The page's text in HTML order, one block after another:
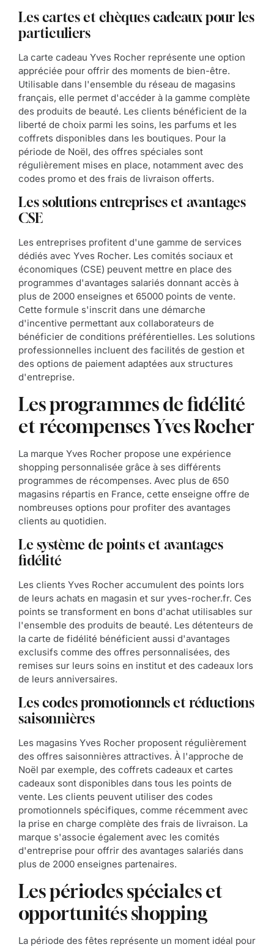
Les cartes et chèques cadeaux pour les
particuliers
La carte cadeau Yves Rocher représente une option
appréciée pour offrir des moments de bien-être.
Utilisable dans l'ensemble du réseau de magasins
français, elle permet d'accéder à la gamme complète
des produits de beauté. Les clients bénéficient de la
liberté de choix parmi les soins, les parfums et les
coffrets disponibles dans les boutiques. Pour la
période de Noël, des offres spéciales sont
régulièrement mises en place, notamment avec des
codes promo et des frais de livraison offerts.
Les solutions entreprises et avantages
CSE
Les entreprises profitent d'une gamme de services
dédiés avec Yves Rocher. Les comités sociaux et
économiques (CSE) peuvent mettre en place des
programmes d'avantages salariés donnant accès à
plus de 2000 enseignes et 65000 points de vente.
Cette formule s'inscrit dans une démarche
d'incentive permettant aux collaborateurs de
bénéficier de conditions préférentielles. Les solutions
professionnelles incluent des facilités de gestion et
des options de paiement adaptées aux structures
d'entreprise.
Les programmes de fidélité
et récompenses Yves Rocher
La marque Yves Rocher propose une expérience
shopping personnalisée grâce à ses différents
programmes de récompenses. Avec plus de 650
magasins répartis en France, cette enseigne offre de
nombreuses options pour profiter des avantages
clients au quotidien.
Le système de points et avantages
fidélité
Les clients Yves Rocher accumulent des points lors
de leurs achats en magasin et sur yves-rocher.fr. Ces
points se transforment en bons d'achat utilisables sur
l'ensemble des produits de beauté. Les détenteurs de
la carte de fidélité bénéficient aussi d'avantages
exclusifs comme des offres personnalisées, des
remises sur leurs soins en institut et des cadeaux lors
de leurs anniversaires.
Les codes promotionnels et réductions
saisonnières
Les magasins Yves Rocher proposent régulièrement
des offres saisonnières attractives. À l'approche de
Noël par exemple, des coffrets cadeaux et cartes
cadeaux sont disponibles dans tous les points de
vente. Les clients peuvent utiliser des codes
promotionnels spécifiques, comme récemment avec
la prise en charge complète des frais de livraison. La
marque s'associe également avec les comités
d'entreprise pour offrir des avantages salariés dans
plus de 2000 enseignes partenaires.
Les périodes spéciales et
opportunités shopping
La période des fêtes représente un moment idéal pour